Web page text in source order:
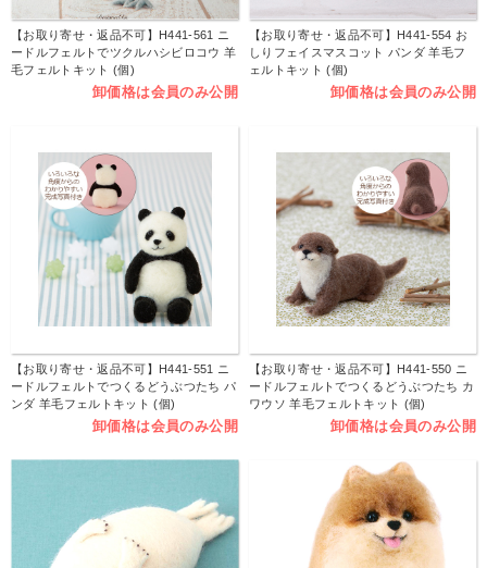
【お取り寄せ・返品不可】H441-561 ニ
ードルフェルトでツクルハシビロコウ 羊
毛フェルトキット (個)
卸価格は会員のみ公開
【お取り寄せ・返品不可】H441-554 お
しりフェイスマスコット パンダ 羊毛フ
ェルトキット (個)
卸価格は会員のみ公開
【お取り寄せ・返品不可】H441-551 ニ
ードルフェルトでつくるどうぶつたち パ
ンダ 羊毛フェルトキット (個)
卸価格は会員のみ公開
【お取り寄せ・返品不可】H441-550 ニ
ードルフェルトでつくるどうぶつたち カ
ワウソ 羊毛フェルトキット (個)
卸価格は会員のみ公開